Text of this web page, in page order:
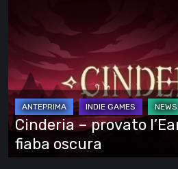
provato
l’Early
Access:
una
fiaba
oscura
Cinderia – provato
fiaba oscura